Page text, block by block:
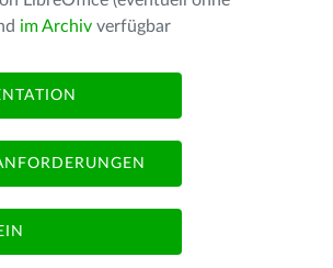
im Archiv verfügbar